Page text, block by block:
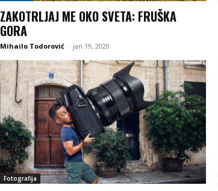
ZAKOTRLJAJ ME OKO SVETA: FRUŠKA
GORA
Mihailo Todorović - jan 19, 2020
Fotografija